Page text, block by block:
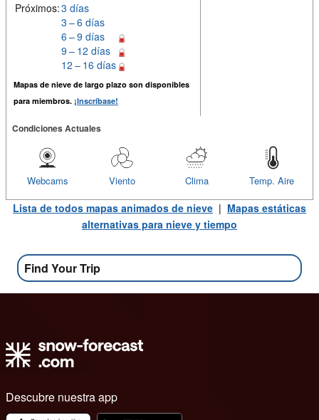
Próximos:3 días
3 – 6 días
6 – 9 días
9 – 12 días
12 – 16 días
Mapas de nieve de largo plazo son disponibles
para miembros. ¡Inscríbase!
Condiciones Actuales
Temp. Aire
Clima
Viento
Webcams
Lista de todos mapas animados de nieve | Mapas estáticas
alternativas para nieve y tiempo
Find Your Trip
Descubre nuestra app